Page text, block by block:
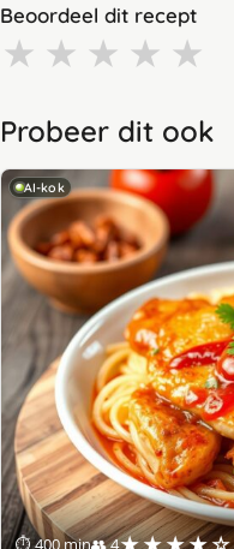
Beoordeel dit recept
★ ★ ★ ★ ★
Probeer dit ook
AI-kok
⏱ 400 min👥 4